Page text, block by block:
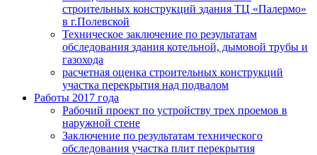
строительных конструкций здания ТЦ «Палермо»
в г.Полевской
Техническое заключение по результатам
обследования здания котельной, дымовой трубы и
газохода
расчетная оценка строительных конструкций
участка перекрытия над подвалом
Работы 2017 года
Рабочий проект по устройству трех проемов в
наружной стене
Заключение по результатам технического
обследования участка плит перекрытия